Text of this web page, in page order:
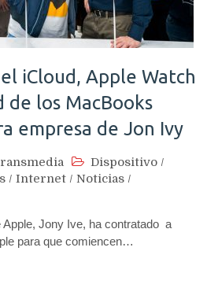
iCloud, Apple Watch
de los MacBooks
empresa de Jon Ivy
Dispositivo /
/ Internet / Noticias /
Apple, Jony Ive, ha contratado a
para que comiencen…